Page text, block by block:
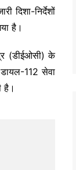
दिशा-निर्देशों
है।
(डीईओसी) के
112 सेवा
है।